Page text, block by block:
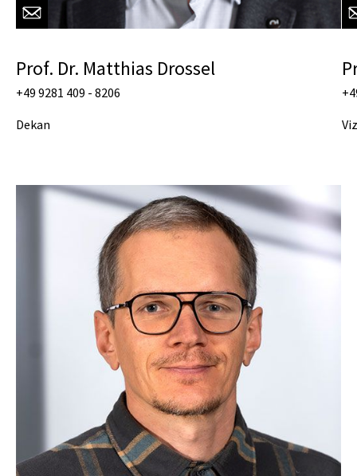
Prof. Dr. Matthias Drossel
+49 9281 409 - 8206
Dekan